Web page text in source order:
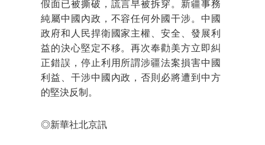
假面已被撕破，謊言早被拆穿。新疆事務
純屬中國內政，不容任何外國干涉。中國
政府和人民捍衛國家主權、安全、發展利
益的決心堅定不移。再次奉勸美方立即糾
正錯誤，停止利用所謂涉疆法案損害中國
利益、干涉中國內政，否則必將遭到中方
的堅決反制。
◎新華社北京訊